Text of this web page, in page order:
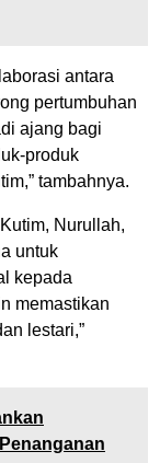
antara
pertumbuhan
ajang bagi
produk
tambahnya.
Nurullah,
untuk
kepada
memastikan
lestari,”